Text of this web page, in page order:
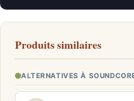
Produits similaires
ALTERNATIVES À